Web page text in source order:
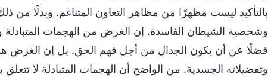
بالتأكيد ليست مظهرًا من مظاهر التعاون المتناغم. وبدلًا من
وشخصية الشيطان الفاسدة. إن الغرض من الهجمات
فضلًا عن أن يكون الجدال من أجل فهم الحق. بل إن الغرض هو
وتفضيلاته الجسدية. من الواضح أن الهجمات المتبادلة لا